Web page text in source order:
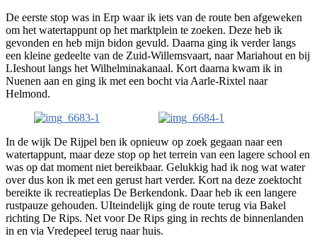
De eerste stop was in Erp waar ik iets van de route ben afgeweken
om het watertappunt op het marktplein te zoeken. Deze heb ik
gevonden en heb mijn bidon gevuld. Daarna ging ik verder langs
een kleine gedeelte van de Zuid-Willemsvaart, naar Mariahout en bij
LIeshout langs het Wilhelminakanaal. Kort daarna kwam ik in
Nuenen aan en ging ik met een bocht via Aarle-Rixtel naar
Helmond.
In de wijk De Rijpel ben ik opnieuw op zoek gegaan naar een
watertappunt, maar deze stop op het terrein van een lagere school en
was op dat moment niet bereikbaar. Gelukkig had ik nog wat water
over dus kon ik met een gerust hart verder. Kort na deze zoektocht
bereikte ik recreatieplas De Berkendonk. Daar heb ik een langere
rustpauze gehouden. UIteindelijk ging de route terug via Bakel
richting De Rips. Net voor De Rips ging in rechts de binnenlanden
in en via Vredepeel terug naar huis.